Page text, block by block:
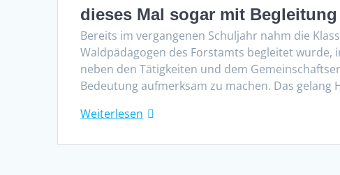
dieses Mal sogar mit
Bereits im vergangenen Schuljahr nahm die
Waldpädagogen des Forstamts begleitet
neben den Tätigkeiten und dem
Bedeutung aufmerksam zu machen. Das
Weiterlesen